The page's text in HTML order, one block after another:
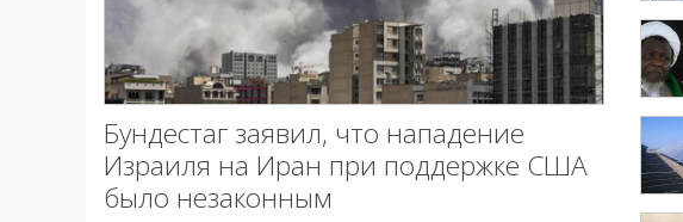
Бундестаг заявил, что нападение
Израиля на Иран при поддержке США
было незаконным